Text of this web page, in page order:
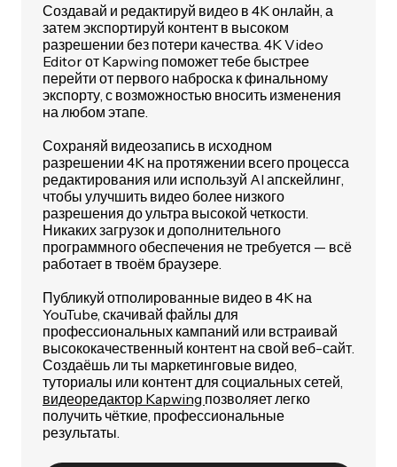
Создавай и редактируй видео в 4K онлайн, а
затем экспортируй контент в высоком
разрешении без потери качества. 4K Video
Editor от Kapwing поможет тебе быстрее
перейти от первого наброска к финальному
экспорту, с возможностью вносить изменения
на любом этапе.
Сохраняй видеозапись в исходном
разрешении 4K на протяжении всего процесса
редактирования или используй AI апскейлинг,
чтобы улучшить видео более низкого
разрешения до ультра высокой четкости.
Никаких загрузок и дополнительного
программного обеспечения не требуется — всё
работает в твоём браузере.
Публикуй отполированные видео в 4K на
YouTube, скачивай файлы для
профессиональных кампаний или встраивай
высококачественный контент на свой веб-сайт.
Создаёшь ли ты маркетинговые видео,
туториалы или контент для социальных сетей,
видеоредактор Kapwing позволяет легко
получить чёткие, профессиональные
результаты.